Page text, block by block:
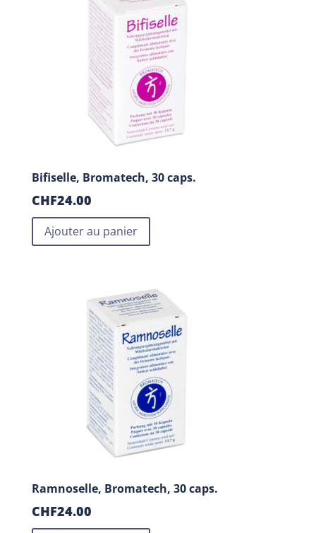
Bifiselle, Bromatech, 30 caps.
CHF24.00
Ajouter au panier
Ramnoselle, Bromatech, 30 caps.
CHF24.00